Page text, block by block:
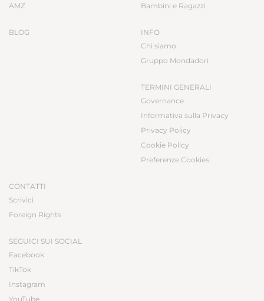
AMZ
BLOG
Bambini e Ragazzi
INFO
Chi siamo
Gruppo Mondadori
TERMINI GENERALI
Governance
Informativa sulla Privacy
Privacy Policy
Cookie Policy
Preferenze Cookies
CONTATTI
Scrivici
Foreign Rights
SEGUICI SUI SOCIAL
Facebook
TikTok
Instagram
YouTube